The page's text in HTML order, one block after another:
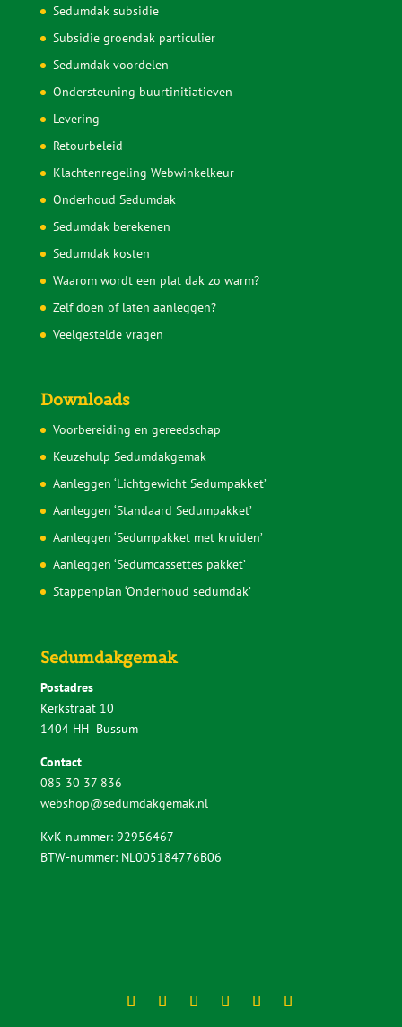
Sedumdak subsidie
Subsidie groendak particulier
Sedumdak voordelen
Ondersteuning buurtinitiatieven
Levering
Retourbeleid
Klachtenregeling Webwinkelkeur
Onderhoud Sedumdak
Sedumdak berekenen
Sedumdak kosten
Waarom wordt een plat dak zo warm?
Zelf doen of laten aanleggen?
Veelgestelde vragen
Downloads
Voorbereiding en gereedschap
Keuzehulp Sedumdakgemak
Aanleggen ‘Lichtgewicht Sedumpakket’
Aanleggen ‘Standaard Sedumpakket’
Aanleggen ‘Sedumpakket met kruiden’
Aanleggen ‘Sedumcassettes pakket’
Stappenplan ‘Onderhoud sedumdak’
Sedumdakgemak
Postadres
Kerkstraat 10
1404 HH Bussum
Contact
085 30 37 836
webshop@sedumdakgemak.nl
KvK-nummer: 92956467
BTW-nummer: NL005184776B06